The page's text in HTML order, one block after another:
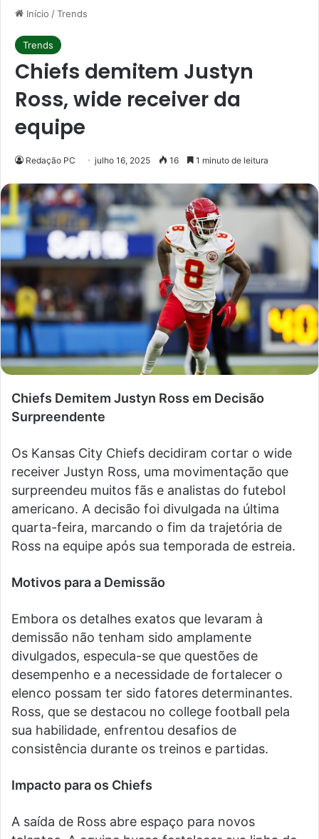
Início /Trends
Trends
Chiefs demitem Justyn
Ross, wide receiver da
equipe
Redação PC julho 16, 2025 16 1 minuto de leitura
Chiefs Demitem Justyn Ross em Decisão
Surpreendente
Os Kansas City Chiefs decidiram cortar o wide
receiver Justyn Ross, uma movimentação que
surpreendeu muitos fãs e analistas do futebol
americano. A decisão foi divulgada na última
quarta-feira, marcando o fim da trajetória de
Ross na equipe após sua temporada de estreia.
Motivos para a Demissão
Embora os detalhes exatos que levaram à
demissão não tenham sido amplamente
divulgados, especula-se que questões de
desempenho e a necessidade de fortalecer o
elenco possam ter sido fatores determinantes.
Ross, que se destacou no college football pela
sua habilidade, enfrentou desafios de
consistência durante os treinos e partidas.
Impacto para os Chiefs
A saída de Ross abre espaço para novos